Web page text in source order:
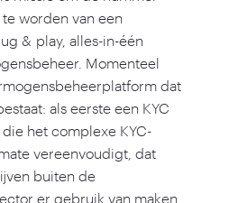
worden van een
& play, alles-in-één
Momenteel
dat
als eerste een KYC
het complexe KYC-
vereenvoudigt, dat
buiten de
er gebruik van maken.